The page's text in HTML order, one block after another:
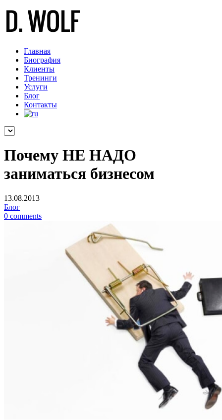
Главная
Биография
Клиенты
Тренинги
Услуги
Блог
Контакты
Почему НЕ НАДО
заниматься бизнесом
13.08.2013
Блог
0 comments